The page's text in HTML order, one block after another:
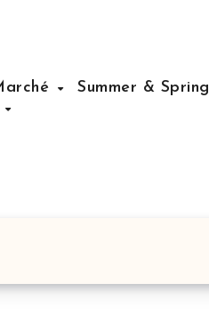
Summer & Spring